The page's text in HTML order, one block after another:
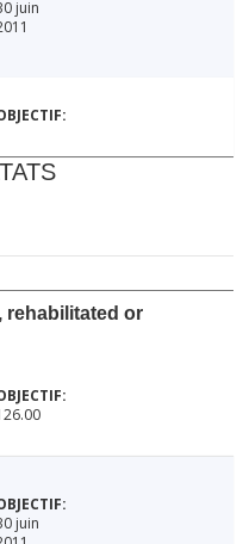
juin
rehabilitated or
juin